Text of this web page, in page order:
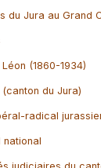
du Jura au Grand
(1860-1934)
du Jura)
radical
national